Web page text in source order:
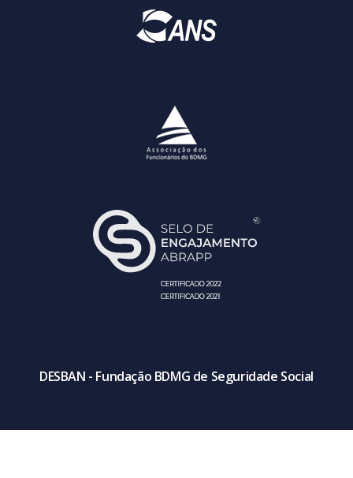
DESBAN - Fundação BDMG de Seguridade Social